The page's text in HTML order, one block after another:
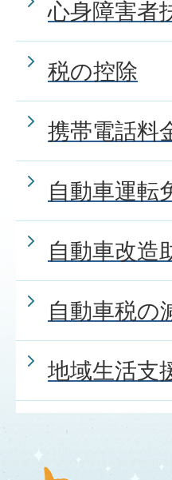
心身障害者
税の控除
携帯電話料
自動車運転
自動車改造
自動車税の
地域生活支